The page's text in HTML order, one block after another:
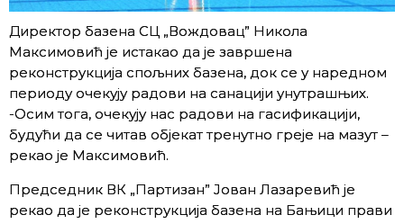
Директор базена СЦ „Вождовац” Никола
Максимовић је истакао да је завршена
реконструкција спољних базена, док се у наредном
периоду очекују радови на санацији унутрашњих.
-Осим тога, очекују нас радови на гасификацији,
будући да се читав објекат тренутно греје на мазут –
рекао је Максимовић.
Председник ВК „Партизан” Јован Лазаревић је
рекао да је реконструкција базена на Бањици прави